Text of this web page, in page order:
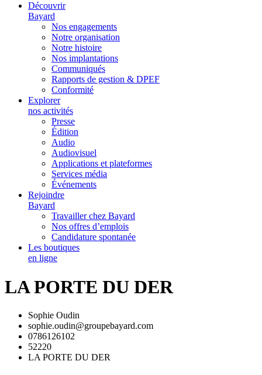
Découvrir
Bayard
Nos engagements
Notre organisation
Notre histoire
Nos implantations
Communiqués
Rapports de gestion & DPEF
Conformité
Explorer
nos activités
Presse
Édition
Audio
Audiovisuel
Applications et plateformes
Services média
Événements
Rejoindre
Bayard
Travailler chez Bayard
Nos offres d’emplois
Candidature spontanée
Les boutiques
en ligne
LA PORTE DU DER
Sophie Oudin
sophie.oudin@groupebayard.com
0786126102
52220
LA PORTE DU DER